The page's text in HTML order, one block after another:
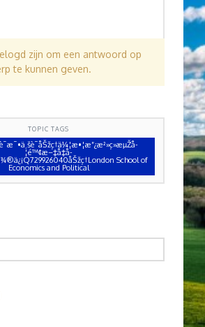
zijn om een antwoord op
te kunnen geven.
TOPIC TAGS
¦é™¢æ–‡å‡­å­
School of
Economics and Political